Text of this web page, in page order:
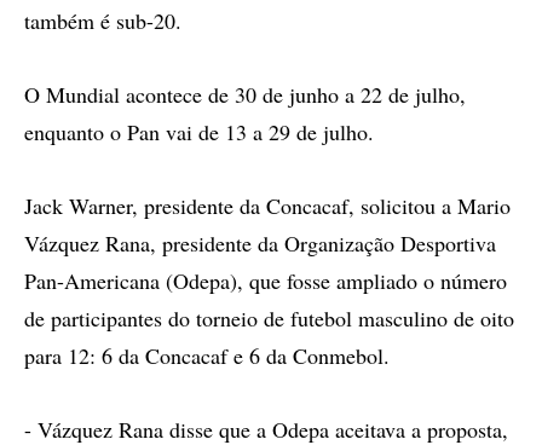
também é sub-20.
O Mundial acontece de 30 de junho a 22 de julho,
enquanto o Pan vai de 13 a 29 de julho.
Jack Warner, presidente da Concacaf, solicitou a Mario
Vázquez Rana, presidente da Organização Desportiva
Pan-Americana (Odepa), que fosse ampliado o número
de participantes do torneio de futebol masculino de oito
para 12: 6 da Concacaf e 6 da Conmebol.
- Vázquez Rana disse que a Odepa aceitava a proposta,